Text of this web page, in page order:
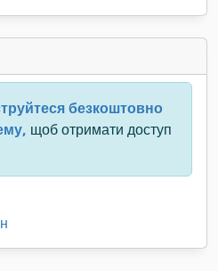
безкоштовно
щоб отримати доступ